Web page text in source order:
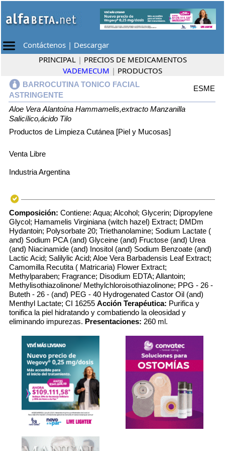
Contáctenos | Descargar
PRINCIPAL | PRECIOS DE MEDICAMENTOS
VADEMECUM | PRODUCTOS
BARROCUTINA TONICO FACIAL
ASTRINGENTE
ESME
Aloe Vera Alantoína Hammamelis,extracto Manzanilla
Salicílico,ácido Tilo
Productos de Limpieza Cutánea [Piel y Mucosas]
Venta Libre
Industria Argentina
Composición: Contiene: Aqua; Alcohol; Glycerin; Dipropylene
Glycol; Hamamelis Virginiana (witch hazel) Extract; DMDm
Hydantoin; Polysorbate 20; Triethanolamine; Sodium Lactate (
and) Sodium PCA (and) Glyceine (and) Fructose (and) Urea
(and) Niacinamide (and) Inositol (and) Sodium Benzoate (and)
Lactic Acid; Salilylic Acid; Aloe Vera Barbadensis Leaf Extract;
Camomilla Recutita ( Matricaria) Flower Extract;
Methylparaben; Fragrance; Disodium EDTA; Allantoin;
Methylisothiazolinone/ Methylchloroisothiazolinone; PPG - 26 -
Buteth - 26 - (and) PEG - 40 Hydrogenated Castor Oil (and)
Menthyl Lactate; CI 16255 Acción Terapéutica: Purifica y
tonifica la piel hidratando y combatiendo la oleosidad y
eliminando impurezas. Presentaciones: 260 ml.